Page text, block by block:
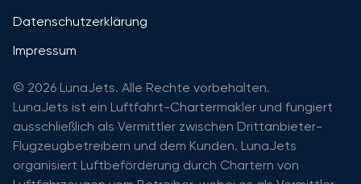
Datenschutzerklärung
Impressum
© 2026 LunaJets. Alle Rechte vorbehalten.
LunaJets ist ein Luftfahrt-Chartermakler und fungiert
ausschließlich als Vermittler zwischen Drittanbieter-
Flugzeugbetreibern und dem Kunden. LunaJets
organisiert Luftbeförderung durch Chartern von